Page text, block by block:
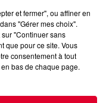
Gravity
Crédit :
et fermer", ou affiner en
"Gérer mes choix".
"Continuer sans
que pour ce site. Vous
consentement à tout
bas de chaque page.